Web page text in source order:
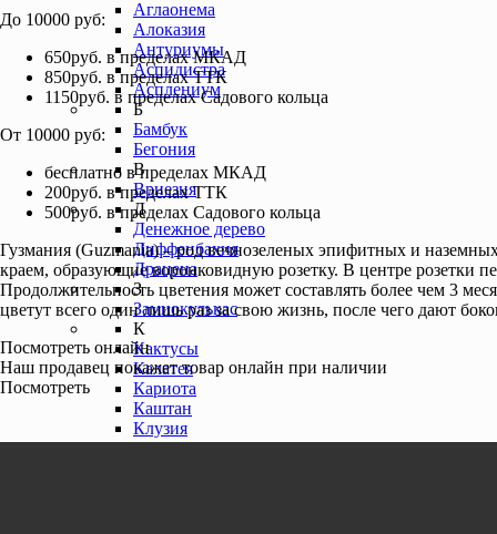
Аглаонема
Алоказия
Антуриумы
Аспидистра
Асплениум
Б
Бамбук
Бегония
В
Вриезия
Д
Денежное дерево
Диффенбахия
Драцена
З
Замиокулькас
К
Кактусы
Калатея
Кариота
Каштан
Клузия
Кодиеум
До 10000 руб:
650руб. в пределах МКАД
850руб. в пределах ТТК
1150руб. в пределах Садового кольца
От 10000 руб:
бесплатно в пределах МКАД
200руб. в пределах ТТК
500руб. в пределах Садового кольца
Гузмания (Guzmania) – род вечнозеленых эпифитных и
краем, образующие воронковидную розетку. В центре розетки
Продолжительность цветения может составлять более чем 3
цветут всего один лишь раз за свою жизнь, после чего дают
Посмотреть онлайн
Наш продавец покажет товар онлайн при наличии
Посмотреть